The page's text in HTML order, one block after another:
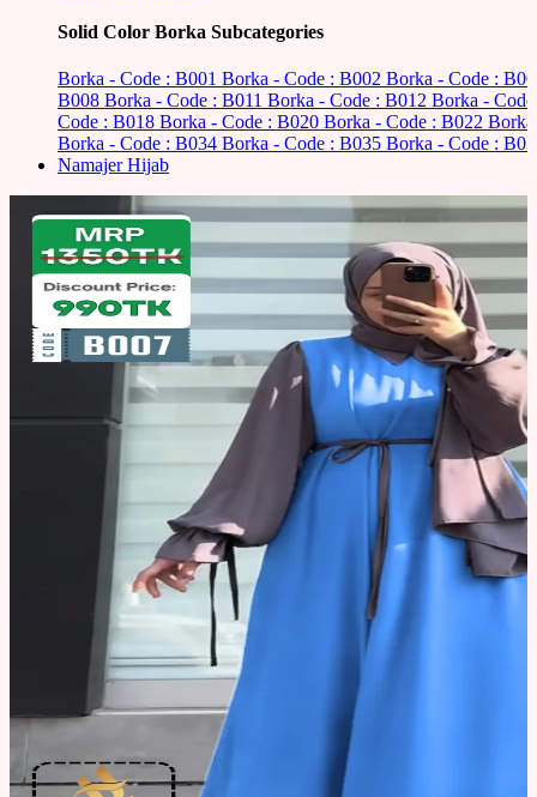
Solid Color Borka Subcategories
Borka - Code : B001 Borka - Code : B002 Borka - Code :
B008 Borka - Code : B011 Borka - Code : B012 Borka -
Code : B018 Borka - Code : B020 Borka - Code : B022
Borka - Code : B034 Borka - Code : B035 Borka - Code :
Namajer Hijab